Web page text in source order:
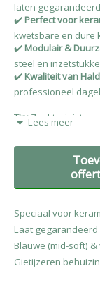
laten
✔️Perfect voor
kwetsbare en dure
✔️Modulair &
steel en
✔️Kwaliteit van
professioneel
Tip:Zoekt u juist
het fijnere
Voorkom kostbare
Bestel de Halder
bij BVS ProTools!
Lees meer
Speciaal voor
Laat
Blauwe (mid-soft)
Gietijzeren